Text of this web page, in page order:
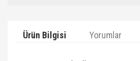
Ürün Bilgisi Yorumlar